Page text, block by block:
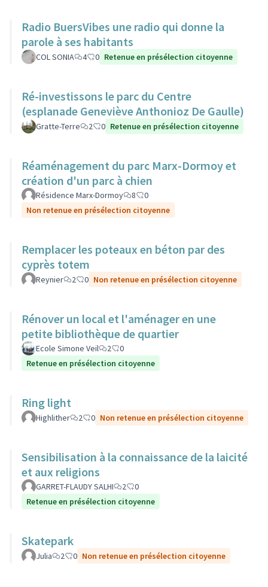
Radio BuersVibes une radio qui donne la
parole à ses habitants
COL SONIA 4 0 Retenue en présélection citoyenne
Ré-investissons le parc du Centre
(esplanade Geneviève Anthonioz De Gaulle)
Gratte-Terre 2 0 Retenue en présélection citoyenne
Réaménagement du parc Marx-Dormoy et
création d'un parc à chien
Résidence Marx-Dormoy 8
0
Non retenue en présélection citoyenne
Remplacer les poteaux en béton par des
cyprès totem
Reynier 2 0 Non retenue en présélection citoyenne
Rénover un local et l'aménager en une
petite bibliothèque de quartier
Ecole Simone Veil 2
0
Retenue en présélection citoyenne
Ring light
Highlither 2 0 Non retenue en présélection citoyenne
Sensibilisation à la connaissance de la laicité
et aux religions
GARRET-FLAUDY SALHI 2
0
Retenue en présélection citoyenne
Skatepark
Julia 2 0 Non retenue en présélection citoyenne